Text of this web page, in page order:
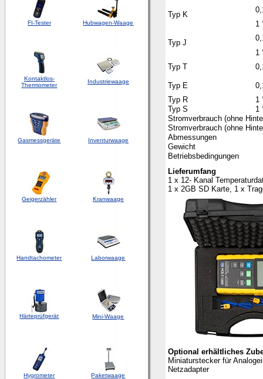
FI-Tester Hubwagen-Waage
Kontaktlos-
Thermometer
Industriewaage
Gasmessgeräte Inventurwaage
Geigerzähler Kranwaage
Handtachometer Laborwaage
Härteprüfgerät Mini-Waage
Hygrometer Paketwaage
Typ K
1
Typ J
1
Typ T
Typ E
Typ R
1
Typ S
1
Stromverbrauch (ohne
Stromverbrauch (ohne
Abmessungen
Gewicht
Betriebsbedingungen
Lieferumfang
1 x 12- Kanal
1 x 2GB SD Karte, 1 x
Optional erhältliches
Miniaturstecker für
Netzadapter